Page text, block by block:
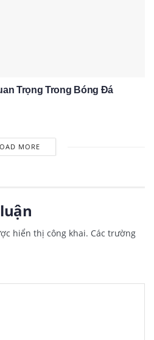
Trọng Trong Bóng Đá
MORE
hiển thị công khai. Các trường